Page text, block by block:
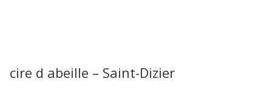
cire d abeille – Saint-Dizier